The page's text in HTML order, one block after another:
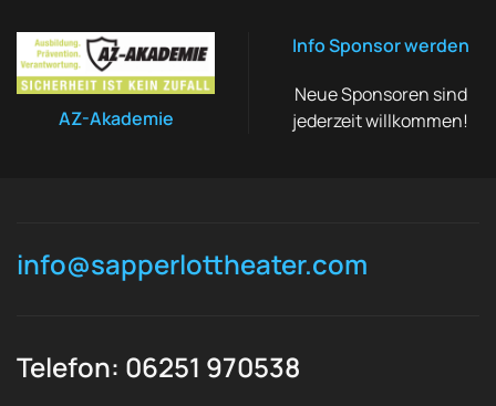
AZ-Akademie
Info Sponsor werden
Neue Sponsoren sind
jederzeit willkommen!
info@sapperlottheater.com
Telefon: 06251 970538